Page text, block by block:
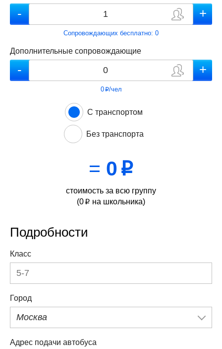
Сопровождающих бесплатно: 0
Дополнительные сопровождающие
0p/чел
С транспортом
Без транспорта
= 0 p
стоимость за всю группу
(0 p на школьника)
Подробности
Класс
Город
Москва
Адрес подачи автобуса